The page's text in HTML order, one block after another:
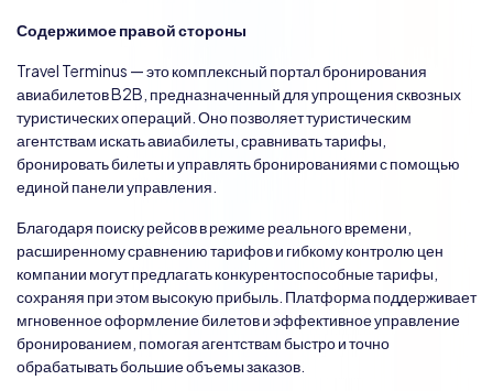
Содержимое правой стороны
Travel Terminus — это комплексный портал бронирования
авиабилетов B2B, предназначенный для упрощения сквозных
туристических операций. Оно позволяет туристическим
агентствам искать авиабилеты, сравнивать тарифы,
бронировать билеты и управлять бронированиями с помощью
единой панели управления.
Благодаря поиску рейсов в режиме реального времени,
расширенному сравнению тарифов и гибкому контролю цен
компании могут предлагать конкурентоспособные тарифы,
сохраняя при этом высокую прибыль. Платформа поддерживает
мгновенное оформление билетов и эффективное управление
бронированием, помогая агентствам быстро и точно
обрабатывать большие объемы заказов.